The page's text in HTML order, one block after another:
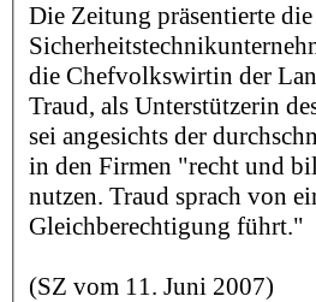
Die Zeitung präsentierte
die Chefvolkswirtin der
Traud, als Unterstützerin
sei angesichts der
in den Firmen "recht und
nutzen. Traud sprach von
Gleichberechtigung führt."
(SZ vom 11. Juni 2007)